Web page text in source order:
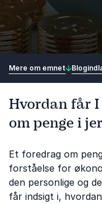
Mere om emnet
Hvordan får
om penge i
Et foredrag om
forståelse for
den personlige og
får indsigt i,